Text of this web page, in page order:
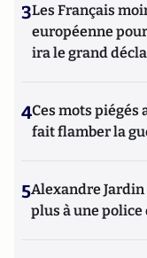
3Les Français
européenne
ira le grand
4Ces mots piégés
fait flamber la
5Alexandre Jardin
plus à une police